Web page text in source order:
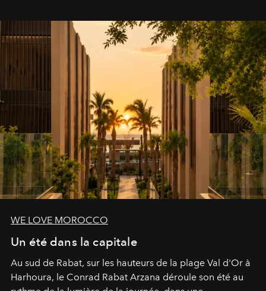
WE LOVE MOROCCO
Un été dans la capitale
Au sud de Rabat, sur les hauteurs de la plage Val d'Or à
Harhoura, le Conrad Rabat Arzana déroule son été au